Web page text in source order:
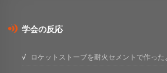
学会の反応
ロケットストーブを耐火セメントで作った